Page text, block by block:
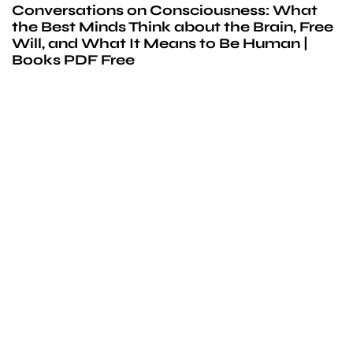
Conversations on Consciousness: What
the Best Minds Think about the Brain, Free
Will, and What It Means to Be Human |
Books PDF Free